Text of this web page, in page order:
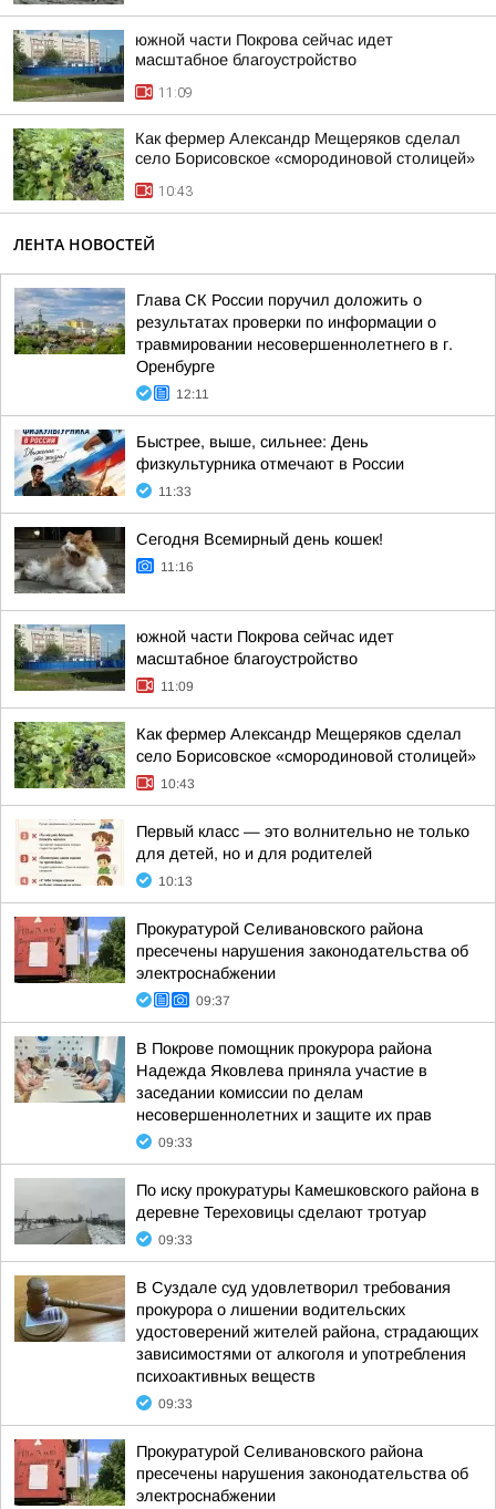
южной части Покрова сейчас идет
масштабное благоустройство
11:09
Как фермер Александр Мещеряков сделал
село Борисовское «смородиновой столицей»
10:43
ЛЕНТА НОВОСТЕЙ
Глава СК России поручил доложить о
результатах проверки по информации о
травмировании несовершеннолетнего в г.
Оренбурге
12:11
Быстрее, выше, сильнее: День
физкультурника отмечают в России
11:33
Сегодня Всемирный день кошек!
11:16
южной части Покрова сейчас идет
масштабное благоустройство
11:09
Как фермер Александр Мещеряков сделал
село Борисовское «смородиновой столицей»
10:43
Первый класс — это волнительно не только
для детей, но и для родителей
10:13
Прокуратурой Селивановского района
пресечены нарушения законодательства об
электроснабжении
09:37
В Покрове помощник прокурора района
Надежда Яковлева приняла участие в
заседании комиссии по делам
несовершеннолетних и защите их прав
09:33
По иску прокуратуры Камешковского района в
деревне Тереховицы сделают тротуар
09:33
В Суздале суд удовлетворил требования
прокурора о лишении водительских
удостоверений жителей района, страдающих
зависимостями от алкоголя и употребления
психоактивных веществ
09:33
Прокуратурой Селивановского района
пресечены нарушения законодательства об
электроснабжении